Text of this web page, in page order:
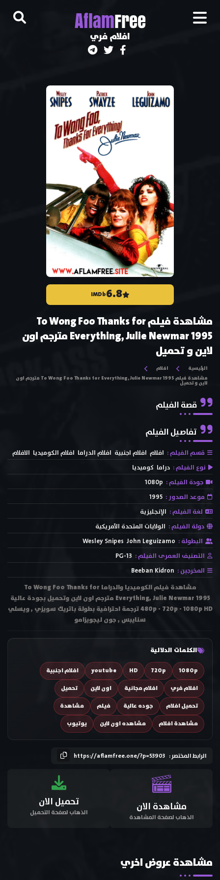
AflamFree
افلام فري
6.8
IMDb
مشاهدة فيلم To Wong Foo Thanks for
Everything, Julie Newmar 1995 مترجم اون
لاين و تحميل
الرئيسية
افلام
مشاهدة فيلم To Wong Foo Thanks for Everything, Julie Newmar 1995 مترجم اون
لاين و تحميل
قصة الفيلم
تفاصيل الفيلم
قسم الفيلم : افلام افلام اجنبية افلام الدراما افلام الكوميديا الافلام
نوع الفيلم : دراما كوميديا
جودة الفيلم : 1080p
موعد الصدور : 1995
لغة الفيلم : الإنجليزية
دولة الفيلم : الولايات المتحدة الأمريكية
البطولة : John Leguizamo
Wesley Snipes
التصنيف العمرى الفيلم : PG-13
المخرجين : Beeban Kidron
مشاهدة فيلم الكوميديا والدراما To Wong Foo Thanks for
Everything, Julie Newmar 1995 مترجم اون لاين وتحميل بجودة عالية
480p - 720p - 1080p HD ترجمة احترافية بطولة باتريك سويزي , ويسلي
سنايبس , جون ليجويزامو
الكلمات الدلالية
1080p
720p
HD
youtube
افلام اجنبية
افلام فري
افلام مجانية اون لاين
تحميل
تحميل افلام
جوده عالية فيلم
مشاهدة
مشاهدة افلام
مشاهده اون لاين يوتيوب
الرابط المختصر : https://aflamfree.one/?p=53903
مشاهدة الان
الذهاب لصفحة المشاهدة
تحميل الان
الذهاب لصفحة التحميل
مشاهدة عروض اخري